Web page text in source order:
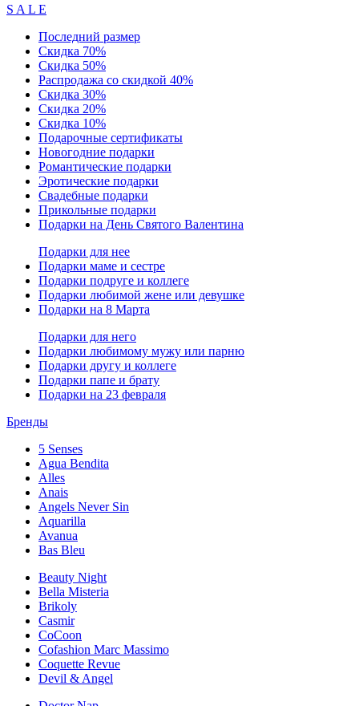
S A L E
Последний размер
Скидка 70%
Скидка 50%
Распродажа со скидкой 40%
Скидка 30%
Скидка 20%
Скидка 10%
Подарочные сертификаты
Новогодние подарки
Романтические подарки
Эротические подарки
Свадебные подарки
Прикольные подарки
Подарки на День Святого Валентина
Подарки для нее
Подарки маме и сестре
Подарки подруге и коллеге
Подарки любимой жене или девушке
Подарки на 8 Марта
Подарки для него
Подарки любимому мужу или парню
Подарки другу и коллеге
Подарки папе и брату
Подарки на 23 февраля
Бренды
5 Senses
Agua Bendita
Alles
Anais
Angels Never Sin
Aquarilla
Avanua
Bas Bleu
Beauty Night
Bella Misteria
Brikoly
Casmir
CoCoon
Cofashion Marc Massimo
Coquette Revue
Devil & Angel